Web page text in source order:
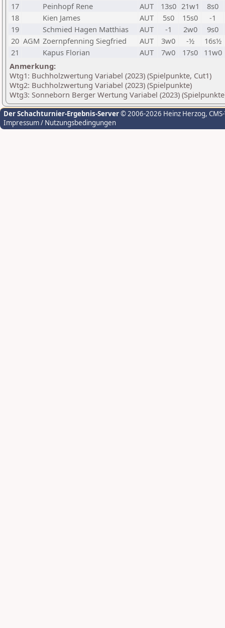
17
Peinhopf Rene AUT 13s0 21w1
8s0
18
Kien James AUT 5s0 15s0
-1
19
Schmied Hagen Matthias AUT -1 2w0
9s0
20 AGM Zoernpfenning Siegfried AUT 3w0 -½
16s½
21
Kapus Florian AUT 7w0 17s0
11w0
Anmerkung:
Wtg1: Buchholzwertung Variabel (2023) (Spielpunkte, Cut1)
Wtg2: Buchholzwertung Variabel (2023) (Spielpunkte)
Wtg3: Sonneborn Berger Wertung Variabel (2023)
Der Schachturnier-Ergebnis-Server© 2006-2026 Heinz Herzog,
Impressum / Nutzungsbedingungen